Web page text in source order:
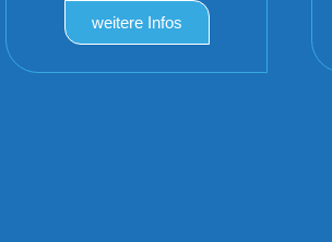
weitere Infos